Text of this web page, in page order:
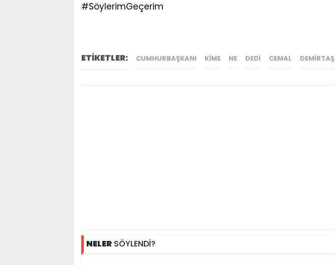
#SöylerimGeçerim
ETİKETLER: CUMHURBAŞKANI KIME NE DEDI CEMAL DEMIRTAŞ
NELER SÖYLENDİ?